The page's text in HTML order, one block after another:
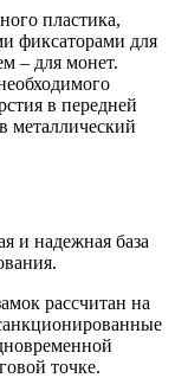
пластика,
фиксаторами для
– для монет.
в передней
металлический
и надежная база
рассчитан на
точке.